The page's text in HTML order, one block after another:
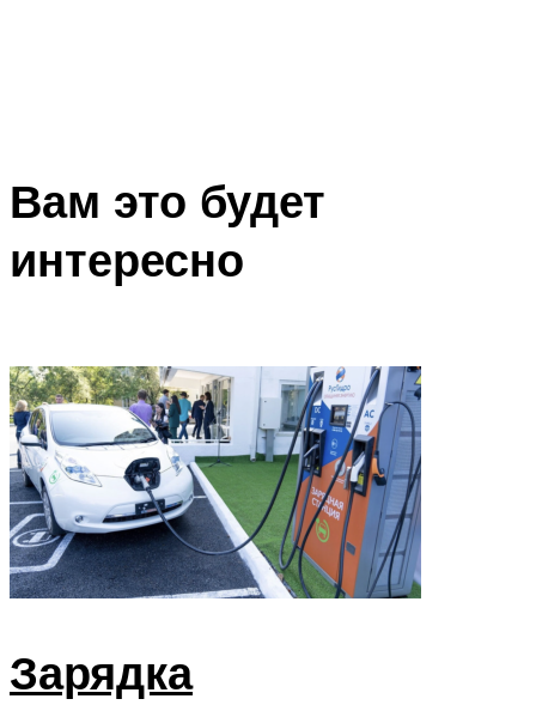
Вам это будет
интересно
Зарядка